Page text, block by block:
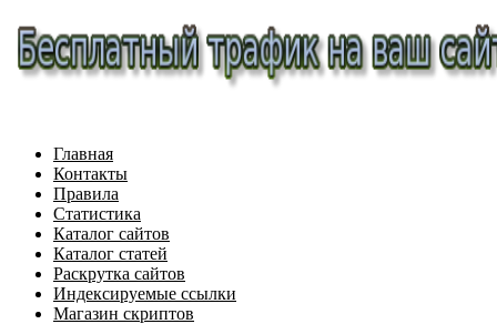
Главная
Контакты
Правила
Статистика
Каталог сайтов
Каталог статей
Раскрутка сайтов
Индексируемые ссылки
Магазин скриптов